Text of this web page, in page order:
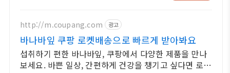
http://m.coupang.com 광고
바나바잎 쿠팡 로켓배송으로 빠르게 받아봐요
섭취하기 편한 바나바잎, 쿠팡에서 다양한 제품을 만나
보세요. 바쁜 일상, 간편하게 건강을 챙기고 싶다면 로켓